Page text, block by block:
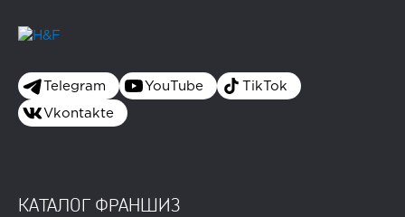
Telegram YouTube TikTok
Vkontakte
КАТАЛОГ ФРАНШИЗ